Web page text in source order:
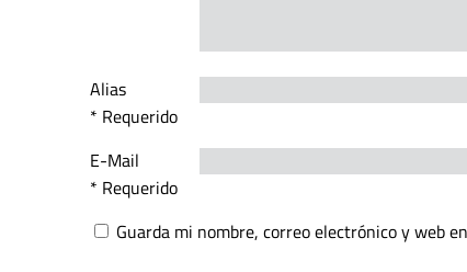
Alias
* Requerido
E-Mail
* Requerido
Guarda mi nombre, correo electrónico y web